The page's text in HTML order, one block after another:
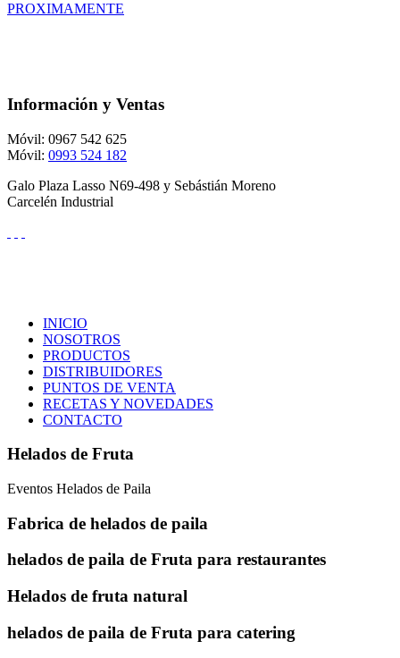
PROXIMAMENTE
Información y Ventas
Móvil: 0967 542 625
Móvil: 0993 524 182
Galo Plaza Lasso N69-498 y Sebástián Moreno
Carcelén Industrial
INICIO
NOSOTROS
PRODUCTOS
DISTRIBUIDORES
PUNTOS DE VENTA
RECETAS Y NOVEDADES
CONTACTO
Helados de Fruta
Eventos Helados de Paila
Fabrica de helados de paila
helados de paila de Fruta para restaurantes
Helados de fruta natural
helados de paila de Fruta para catering